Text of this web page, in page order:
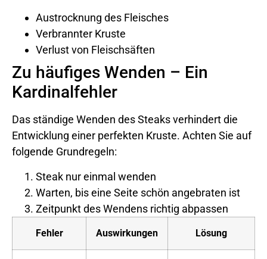
Austrocknung des Fleisches
Verbrannter Kruste
Verlust von Fleischsäften
Zu häufiges Wenden – Ein
Kardinalfehler
Das ständige Wenden des Steaks verhindert die
Entwicklung einer perfekten Kruste. Achten Sie auf
folgende Grundregeln:
Steak nur einmal wenden
Warten, bis eine Seite schön angebraten ist
Zeitpunkt des Wendens richtig abpassen
Fehler Auswirkungen Lösung